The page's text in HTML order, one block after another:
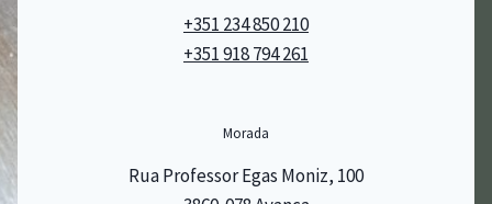
+351 234 850 210
+351 918 794 261
Morada
Rua Professor Egas Moniz, 100